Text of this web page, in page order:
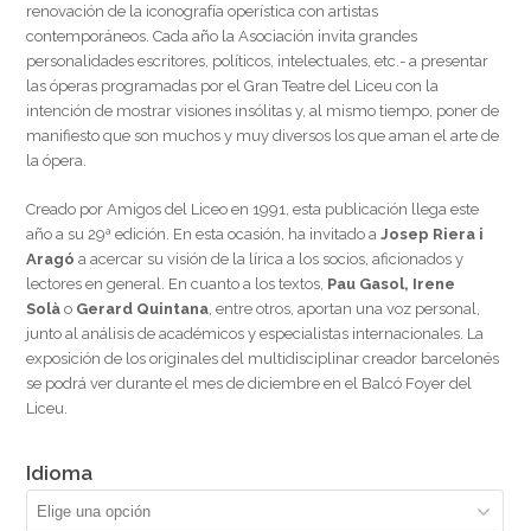
renovación de la iconografía operística con artistas
contemporáneos. Cada año la Asociación invita grandes
personalidades escritores, políticos, intelectuales, etc.- a presentar
las óperas programadas por el Gran Teatre del Liceu con la
intención de mostrar visiones insólitas y, al mismo tiempo, poner de
manifiesto que son muchos y muy diversos los que aman el arte de
la ópera.
Creado por Amigos del Liceo en 1991, esta publicación llega este
año a su 29ª edición. En esta ocasión, ha invitado aJosep Riera i
Aragó a acercar su visión de la lírica a los socios, aficionados y
lectores en general. En cuanto a los textos, Pau Gasol, Irene
Solào Gerard Quintana, entre otros, aportan una voz personal,
junto al análisis de académicos y especialistas internacionales. La
exposición de los originales del multidisciplinar creador barcelonés
se podrá ver durante el mes de diciembre en el Balcó Foyer del
Liceu.
Idioma